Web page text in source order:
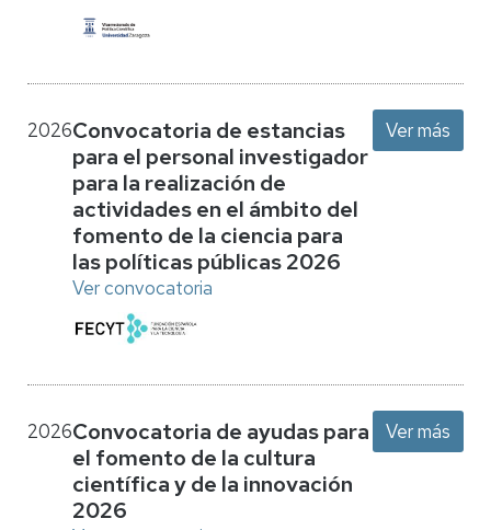
2026Convocatoria de estancias
para el personal investigador
para la realización de
actividades en el ámbito del
fomento de la ciencia para
las políticas públicas 2026
Ver convocatoria
Ver más
2026Convocatoria de ayudas para
el fomento de la cultura
científica y de la innovación
2026
Ver más